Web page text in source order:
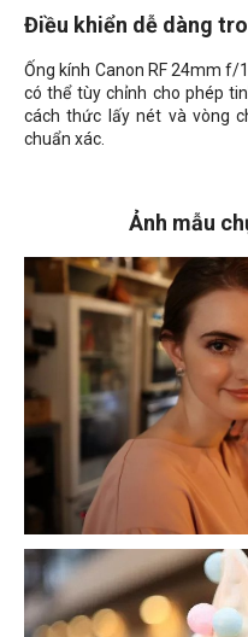
Điều khiển dễ dàng
Ống kính Canon RF 24mm f/
có thể tùy chỉnh cho phép
cách thức lấy nét và vòng
chuẩn xác.
Ảnh mẫu